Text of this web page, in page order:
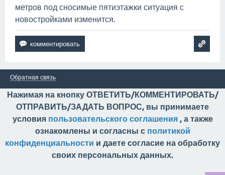
метров под сносимые пятиэтажки ситуация с
новостройками изменится.
Обратная связь
Нажимая на кнопку ОТВЕТИТЬ/КОММЕНТИРОВАТЬ/
ОТПРАВИТЬ/ЗАДАТЬ ВОПРОС, вы принимаете
условия пользовательского соглашения, а также
ознакомлены и согласны с политикой
конфиденциальности и даете согласие на обработку
своих персональных данных.